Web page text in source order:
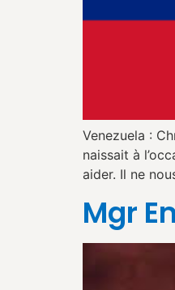
Venezuela :
naissait à
aider. Il ne
Mgr